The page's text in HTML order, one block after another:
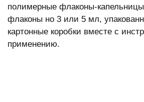
полимерные флаконы-
флаконы но 3 или 5 мл,
картонные коробки вместе с
применению.